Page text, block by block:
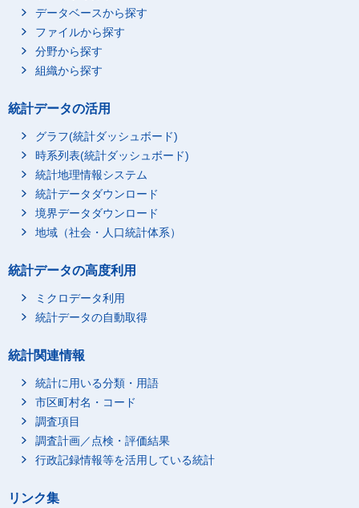
データベースから探す
ファイルから探す
分野から探す
組織から探す
統計データの活用
グラフ(統計ダッシュボード)
時系列表(統計ダッシュボード)
統計地理情報システム
統計データダウンロード
境界データダウンロード
地域（社会・人口統計体系）
統計データの高度利用
ミクロデータ利用
統計データの自動取得
統計関連情報
統計に用いる分類・用語
市区町村名・コード
調査項目
調査計画／点検・評価結果
行政記録情報等を活用している統計
リンク集